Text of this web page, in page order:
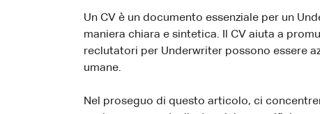
Un CV è un documento essenziale per un
maniera chiara e sintetica. Il CV aiuta a
reclutatori per Underwriter possono essere
umane.
Nel proseguo di questo articolo, ci